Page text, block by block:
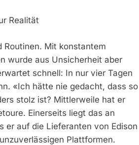
Realität
Routinen. Mit konstantem
wurde aus Unsicherheit aber
schnell: In nur vier Tagen
«Ich hätte nie gedacht, dass so
stolz ist? Mittlerweile hat er
Einerseits liegt das an
er auf die Lieferanten von Edison
Plattformen.